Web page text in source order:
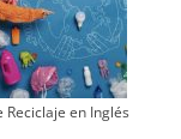
Reciclaje en Inglés